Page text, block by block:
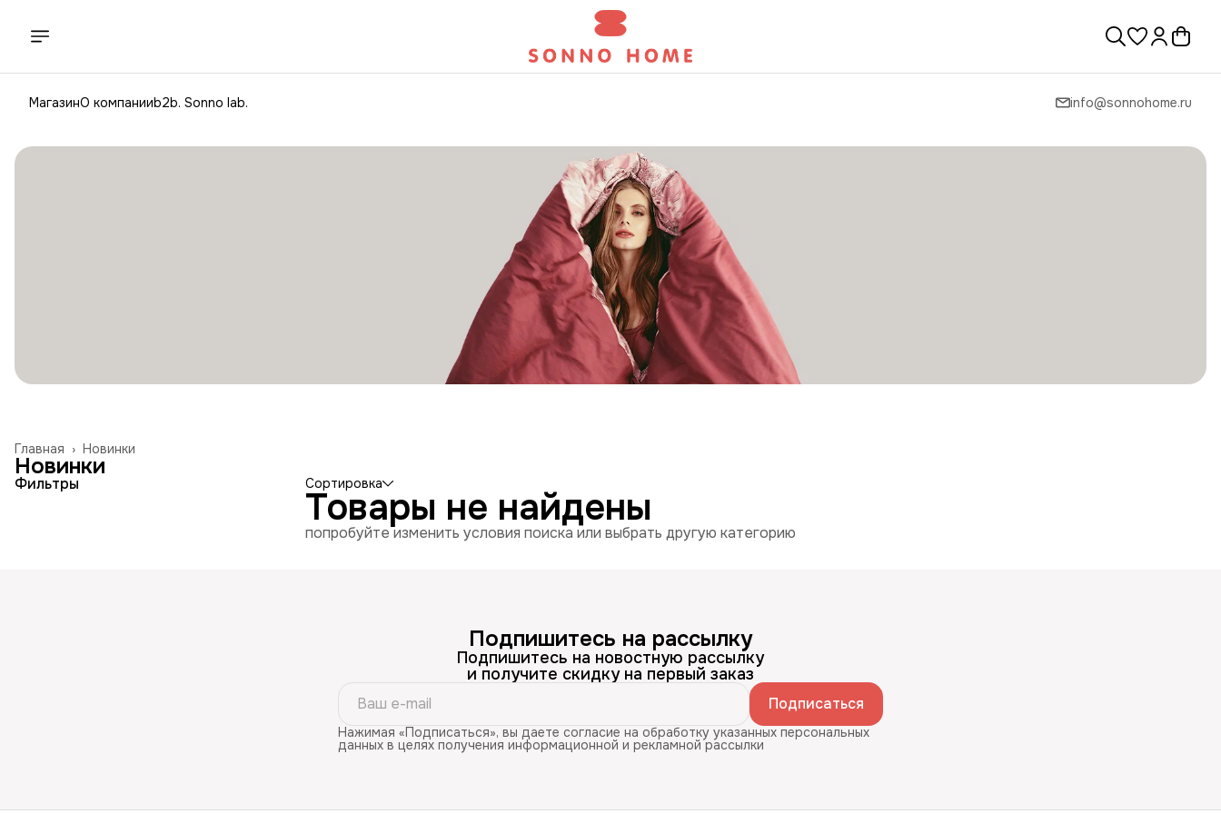
МагазинО компанииb2b. Sonno lab. info@sonnohome.ru
Новинки
Главная ›
Новинки
Фильтры Сортировка
Товары не найдены
попробуйте изменить условия поиска или выбрать другую категорию
Подпишитесь на рассылку
Подпишитесь на новостную рассылку
и получите скидку на первый заказ
Подписаться
Нажимая «Подписаться», вы даете согласие на обработку указанных персональных
данных в целях получения информационной и рекламной рассылки